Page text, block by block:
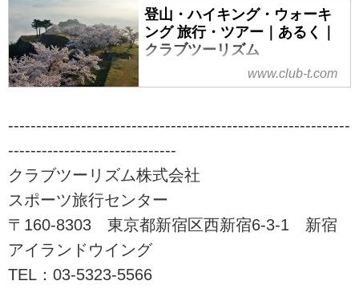
ブツーリズムにおまかせ！安心で
快適な専属講師と専属添乗員が同
行。入門から上級までレベル、目
な登山ツアーをご案内！山を通じ
登山・ハイキング・ウォーキ
ング 旅行・ツアー｜あるく｜
クラブツーリズム
ウォーキング・ハイキング・登山
からあこがれの名山登山まで、初
心者でも安心してご参加いただけ
るレベルに応じた「あるき旅」を
ご用意しております！自然の中を
季節を感じる「あるく」の旅に是
非ご参加下さい。
www.club-t.com
-------------------------------------------------------------
------------------------------
クラブツーリズム株式会社
スポーツ旅行センター
〒160-8303 東京都新宿区西新宿6-3-1 新宿
アイランドウイング
TEL：03-5323-5566